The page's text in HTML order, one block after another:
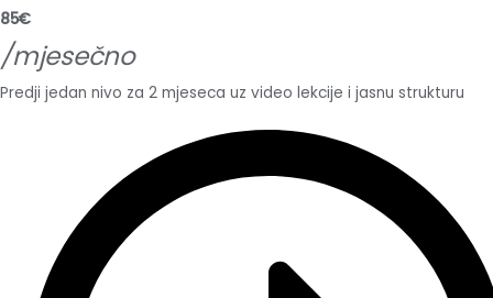
85€
/mjesečno
Predji jedan nivo za 2 mjeseca uz video lekcije i jasnu strukturu